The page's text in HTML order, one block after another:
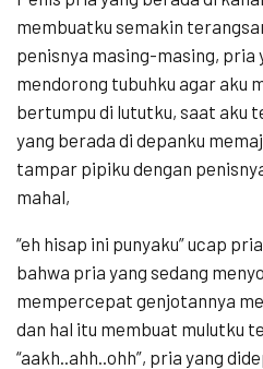
membuatku semakin
penisnya masing-masing, pria
mendorong tubuhku agar aku
bertumpu di lututku, saat aku
yang berada di depanku
tampar pipiku dengan
mahal,
“eh hisap ini punyaku” ucap
bahwa pria yang sedang
mempercepat genjotannya
dan hal itu membuat mulutku
“aakh..ahh..ohh”, pria yang